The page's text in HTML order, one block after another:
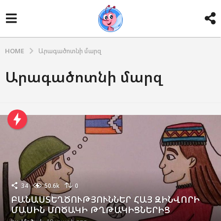
HOME Արագածոտնի մարզ
Արագածոտնի մարզ
34 50.6k 0
ԲԱՆԱՍՏԵՂԾՈՒԹՅՈՒՆՆԵՐ ՀԱՅ ԶԻՆՎՈՐԻ
ՄԱՍԻՆ ՄՈԾԱԿԻ ԹՂԹԱԿԻՑՆԵՐԻՑ